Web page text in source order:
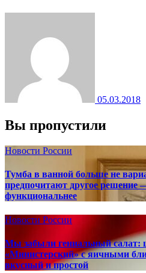
05.03.2018
Вы пропустили
Новости России
Тумба в ванной больше не
предпочитают другое решение
функциональнее
Новости России
Мы забыли гениальный
«Министерский» с яичными
вкусный и простой